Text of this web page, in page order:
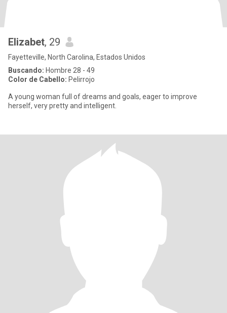
Elizabet, 29
Fayetteville, North Carolina, Estados Unidos
Buscando: Hombre 28 - 49
Color de Cabello: Pelirrojo
A young woman full of dreams and goals, eager to improve
herself, very pretty and intelligent.